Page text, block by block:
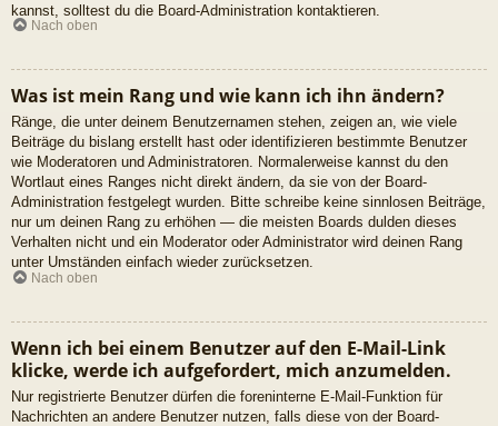
kannst, solltest du die Board-Administration kontaktieren.
Nach oben
Was ist mein Rang und wie kann ich ihn ändern?
Ränge, die unter deinem Benutzernamen stehen, zeigen an, wie viele
Beiträge du bislang erstellt hast oder identifizieren bestimmte Benutzer
wie Moderatoren und Administratoren. Normalerweise kannst du den
Wortlaut eines Ranges nicht direkt ändern, da sie von der Board-
Administration festgelegt wurden. Bitte schreibe keine sinnlosen Beiträge,
nur um deinen Rang zu erhöhen — die meisten Boards dulden dieses
Verhalten nicht und ein Moderator oder Administrator wird deinen Rang
unter Umständen einfach wieder zurücksetzen.
Nach oben
Wenn ich bei einem Benutzer auf den E-Mail-Link
klicke, werde ich aufgefordert, mich anzumelden.
Nur registrierte Benutzer dürfen die foreninterne E-Mail-Funktion für
Nachrichten an andere Benutzer nutzen, falls diese von der Board-